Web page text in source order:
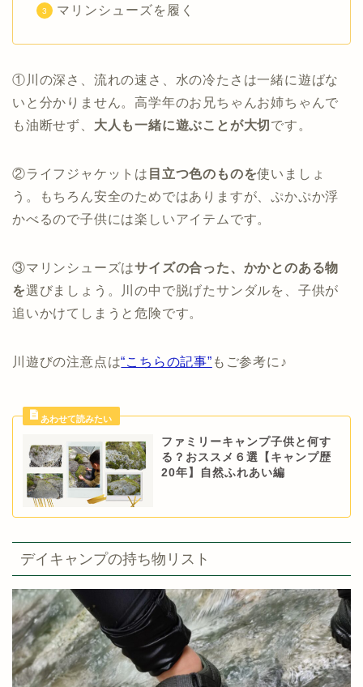
マリンシューズを履く
①川の深さ、流れの速さ、水の冷たさは一緒に遊ばな
いと分かりません。高学年のお兄ちゃんお姉ちゃんで
も油断せず、 大人も一緒に遊ぶことが大切 です。
②ライフジャケットは 目立つ色のものを使いましょ
う。もちろん安全のためではありますが、ぷかぷか浮
かべるので子供には楽しいアイテムです。
③マリンシューズはサイズの合った、かかとのある物
を選びましょう。川の中で脱げたサンダルを、子供が
追いかけてしまうと危険です。
川遊びの注意点は“こちらの記事” もご参考に♪
ファミリーキャンプ子供と何す
る？おススメ６選【キャンプ歴
20年】自然ふれあい編
デイキャンプの持ち物リスト